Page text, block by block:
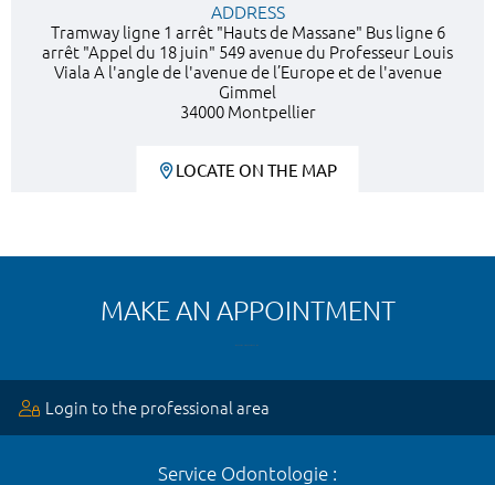
ADDRESS
Tramway ligne 1 arrêt "Hauts de Massane" Bus ligne 6
arrêt "Appel du 18 juin" 549 avenue du Professeur Louis
Viala A l'angle de l'avenue de l’Europe et de l'avenue
Gimmel
34000 Montpellier
LOCATE ON THE MAP
MAKE AN APPOINTMENT
Login to the professional area
Service Odontologie :